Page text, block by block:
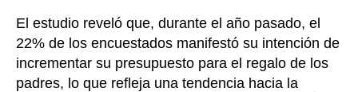
El estudio reveló que, durante el año pasado, el
22% de los encuestados manifestó su intención de
incrementar su presupuesto para el regalo de los
padres, lo que refleja una tendencia hacia la